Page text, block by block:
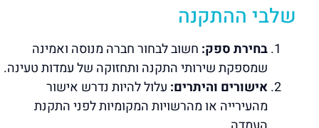
שלבי ההתקנה
בחירת ספק: חשוב לבחור חברה מנוסה ואמינה
שמספקת שירותי התקנה ותחזוקה של עמדות טעינה.
אישורים והיתרים: עלול להיות נדרש אישור
מהעירייה או מהרשויות המקומיות לפני התקנת